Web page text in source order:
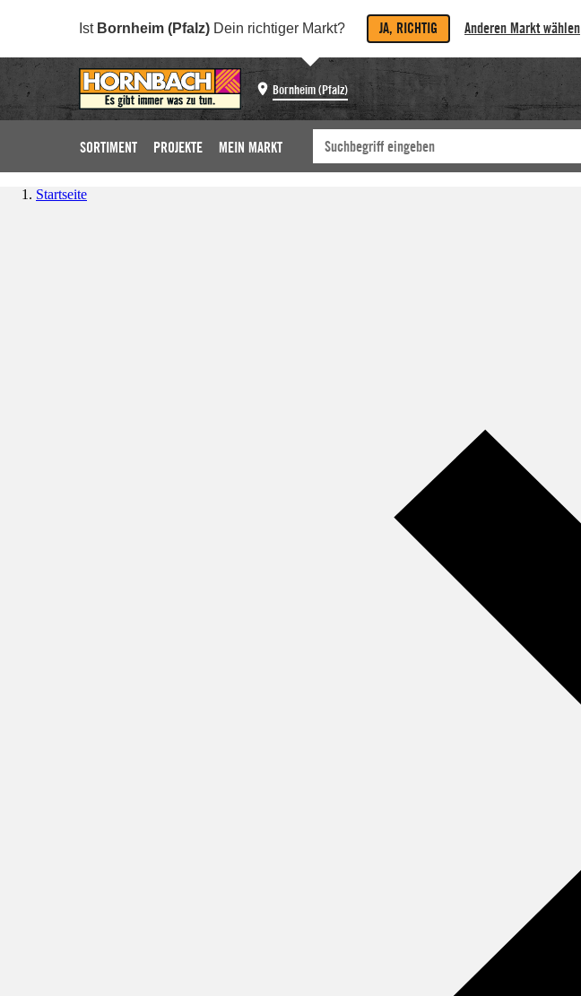
Ist Bornheim (Pfalz) Dein richtiger Markt? JA, RICHTIG Anderen Markt wählen
Bornheim (Pfalz)
SORTIMENT PROJEKTE MEIN MARKT
Startseite